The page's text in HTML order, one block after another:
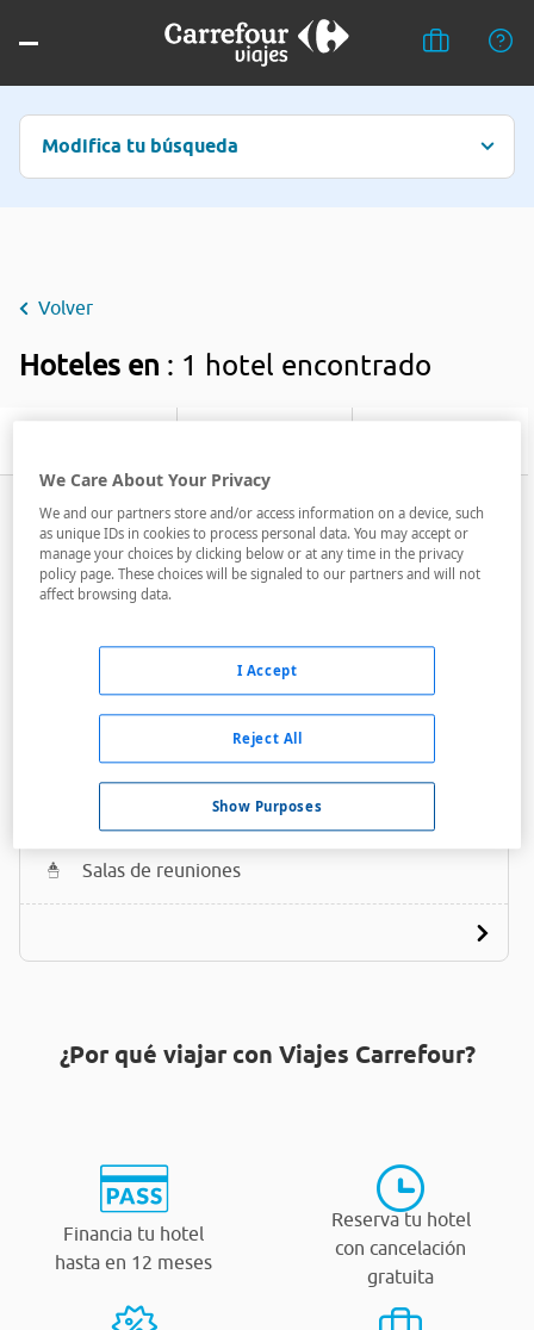
Modifica tu búsqueda
Volver
Hoteles en : 1 hotel encontrado
Stanley Seaview Inn
A menos de 2,2 Km
Bares / Restaurantes
Acceso personas con movilidad reducida
Salas de reuniones
¿Por qué viajar con Viajes Carrefour?
Financia tu hotel
hasta en 12 meses
Reserva tu hotel
con cancelación
gratuita
We Care About Your Privacy
We and our partners store and/or access information on a device, such
as unique IDs in cookies to process personal data. You may accept or
manage your choices by clicking below or at any time in the privacy
policy page. These choices will be signaled to our partners and will not
affect browsing data.
Show Purposes
Reject All
I Accept